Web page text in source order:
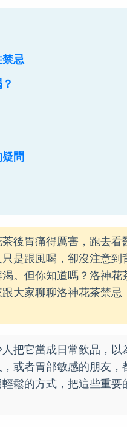
忌
問
後胃痛得厲害，跑去
是跟風喝，卻沒注意
。但你知道嗎？洛神
大家聊聊洛神花茶禁
把它當成日常飲品，
或者胃部敏感的朋友
鬆的方式，把這些重